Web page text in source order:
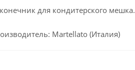
для кондитерского мешка.
Martellato (Италия)